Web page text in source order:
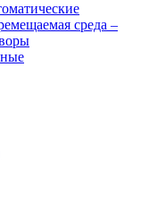
среда –